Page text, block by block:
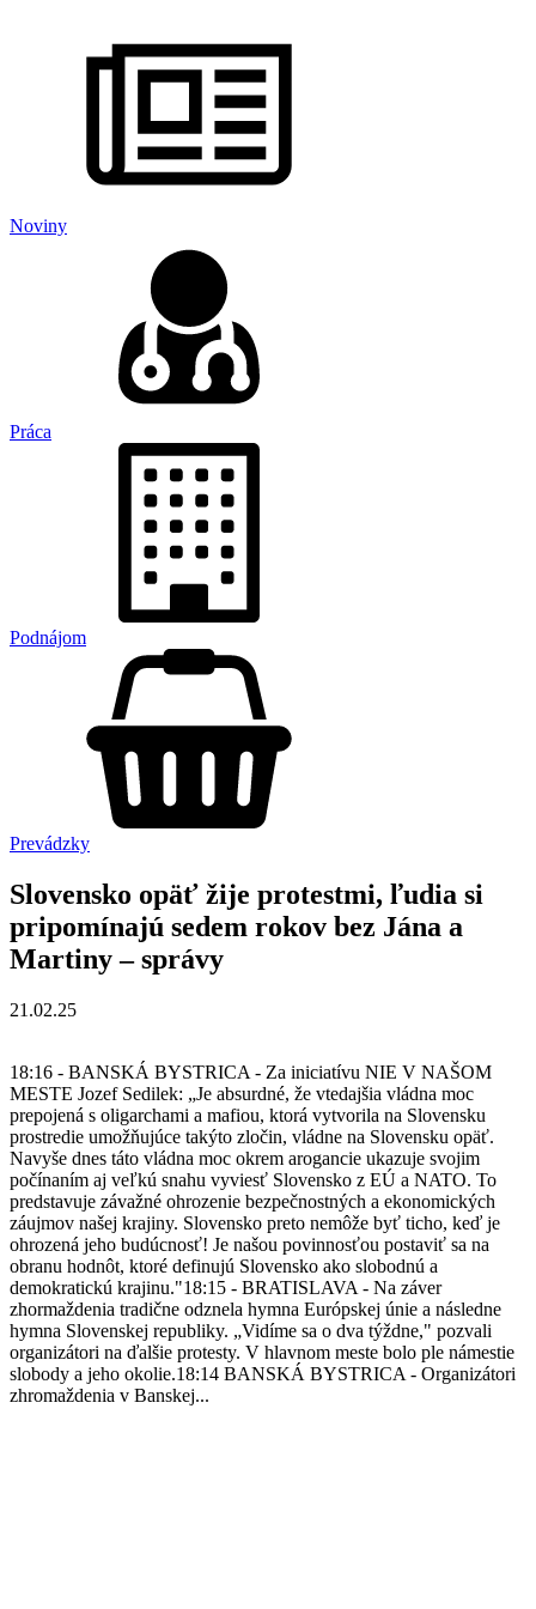
Noviny
Práca
Podnájom
Prevádzky
Slovensko opäť žije protestmi, ľudia si
pripomínajú sedem rokov bez Jána a
Martiny – správy
21.02.25
18:16 - BANSKÁ BYSTRICA - Za iniciatívu NIE V NAŠOM
MESTE Jozef Sedilek: „Je absurdné, že vtedajšia vládna moc
prepojená s oligarchami a mafiou, ktorá vytvorila na Slovensku
prostredie umožňujúce takýto zločin, vládne na Slovensku opäť.
Navyše dnes táto vládna moc okrem arogancie ukazuje svojim
počínaním aj veľkú snahu vyviesť Slovensko z EÚ a NATO. To
predstavuje závažné ohrozenie bezpečnostných a ekonomických
záujmov našej krajiny. Slovensko preto nemôže byť ticho, keď je
ohrozená jeho budúcnosť! Je našou povinnosťou postaviť sa na
obranu hodnôt, ktoré definujú Slovensko ako slobodnú a
demokratickú krajinu."18:15 - BRATISLAVA - Na záver
zhormaždenia tradične odznela hymna Európskej únie a následne
hymna Slovenskej republiky. „Vidíme sa o dva týždne," pozvali
organizátori na ďalšie protesty. V hlavnom meste bolo ple námestie
slobody a jeho okolie.18:14 BANSKÁ BYSTRICA - Organizátori
zhromaždenia v Banskej...